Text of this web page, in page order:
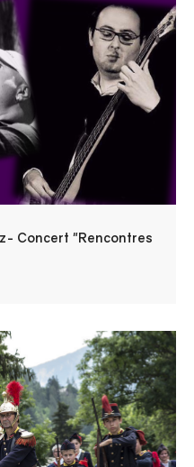
», une rencontre entre
n'ont pas l'habitude de
18 07 14 29
Concert "Rencontres
avec ses parades de
costume Napoléon III,
en plein air,